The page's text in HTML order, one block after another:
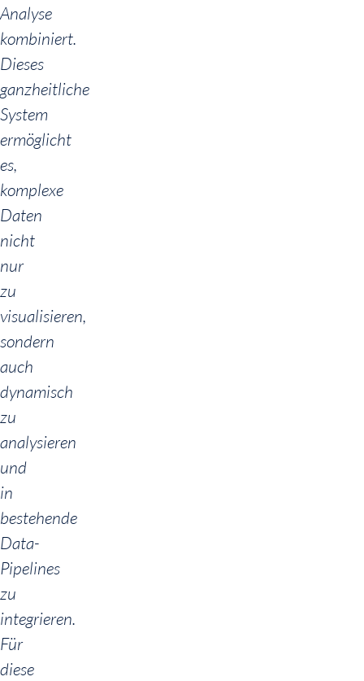
Analyse
kombiniert.
Dieses
ganzheitliche
System
ermöglicht
es,
komplexe
Daten
nicht
nur
zu
visualisieren,
sondern
auch
dynamisch
zu
analysieren
und
in
bestehende
Data-
Pipelines
zu
integrieren.
Für
diese